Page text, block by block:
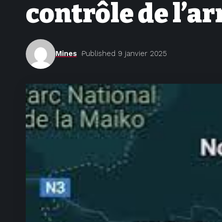
contrôle de
Mines Published 9 janvier 2025